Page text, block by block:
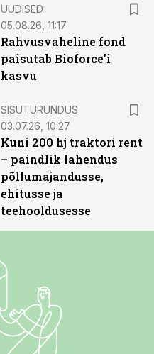
UUDISED
05.08.26, 11:17
Rahvusvaheline fond
paisutab Bioforce’i
kasvu
SISUTURUNDUS
03.07.26, 10:27
Kuni 200 hj traktori rent
– paindlik lahendus
põllumajandusse,
ehitusse ja
teehooldusesse